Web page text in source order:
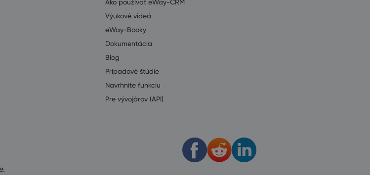
Ako používať eWay-CRM
Výukové videá
eWay-Booky
Dokumentácia
Blog
Prípadové štúdie
Navrhnite funkciu
Pre vývojárov (API)